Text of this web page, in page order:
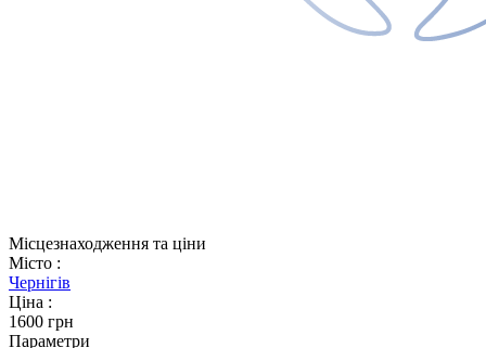
Місцезнаходження та ціни
Місто :
Чернігів
Ціна :
1600 грн
Параметри